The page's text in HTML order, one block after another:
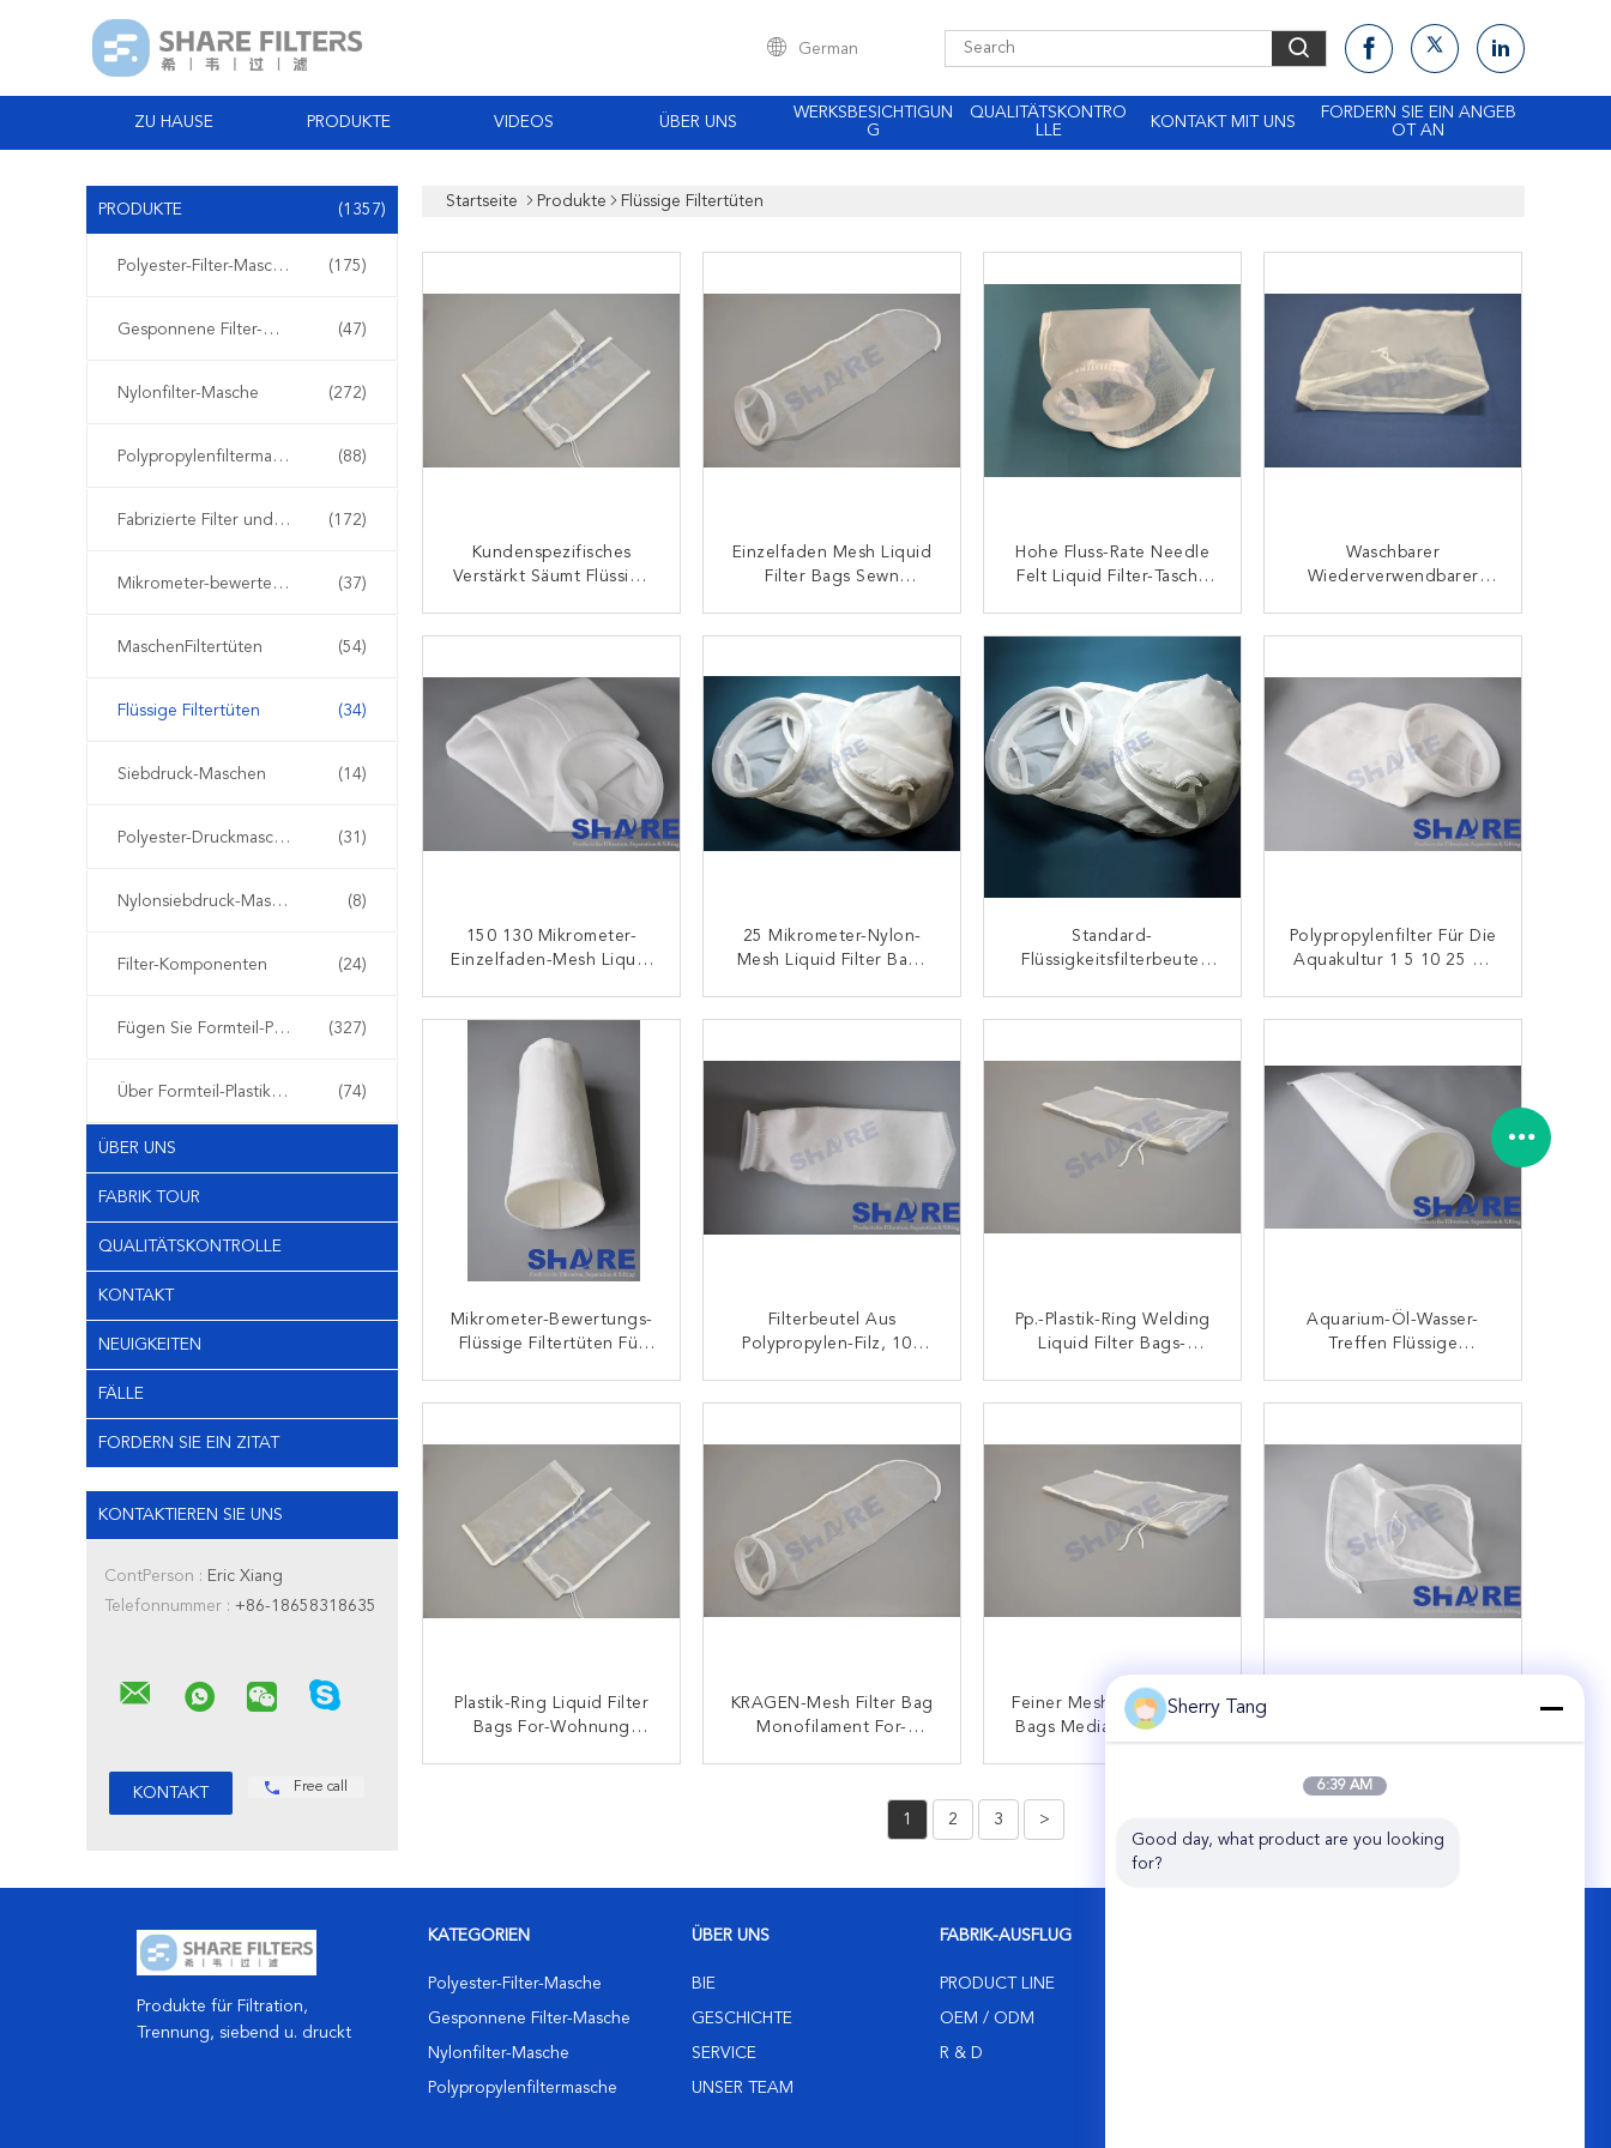
German
ZU HAUSE PRODUKTE VIDEOS ÜBER UNS
WERKSBESICHTIGUN
G
QUALITÄTSKONTRO
LLE
KONTAKT MIT UNS
FORDERN SIE EIN ANGEB
OT AN
PRODUKTE (1357)
Polyester-Filter-Masche (175)
Gesponnene Filter-Masche (47)
Nylonfilter-Masche (272)
Polypropylenfiltermasche (88)
Fabrizierte Filter und Schirme (172)
Mikrometer-bewertete Filtertüten (37)
MaschenFiltertüten (54)
Flüssige Filtertüten (34)
Siebdruck-Maschen (14)
Polyester-Druckmasche (31)
Nylonsiebdruck-Masche (8)
Filter-Komponenten (24)
Fügen Sie Formteil-Plastikfilter ein (327)
Über Formteil-Plastikfiltern (74)
ÜBER UNS
FABRIK TOUR
QUALITÄTSKONTROLLE
KONTAKT
NEUIGKEITEN
FÄLLE
FORDERN SIE EIN ZITAT
KONTAKTIEREN SIE UNS
ContPerson : Eric Xiang
Telefonnummer : +86-18658318635
Free call
Startseite Produkte Flüssige Filtertüten
Kundenspezifisches
Verstärkt Säumt Flüssige
KONTAKT
Einzelfaden Mesh Liquid
Filter Bags Sewn
KONTAKT
Hohe Fluss-Rate Needle
Felt Liquid Filter-Tasche
KONTAKT
Waschbarer
Wiederverwendbarer
KONTAKT
150 130 Mikrometer-
Einzelfaden-Mesh Liquid
KONTAKT
25 Mikrometer-Nylon-
Mesh Liquid Filter Bags
KONTAKT
Standard-
Flüssigkeitsfilterbeutel
KONTAKT
Polypropylenfilter Für Die
Aquakultur 1 5 10 25 50
KONTAKT
Mikrometer-Bewertungs-
Flüssige Filtertüten Für
KONTAKT
Filterbeutel Aus
Polypropylen-Filz, 100
KONTAKT
Pp.-Plastik-Ring Welding
Liquid Filter Bags-
KONTAKT
Aquarium-Öl-Wasser-
Treffen Flüssige
KONTAKT
Plastik-Ring Liquid Filter
Bags For-Wohnung
KRAGEN-Mesh Filter Bag
Monofilament For-
Feiner Mesh Liquid Filter
Bags Media-Zugschnur-
Für Nussmilchrückstände
KONTAKT
1 2 3 >
Produkte für Filtration,
Trennung, siebend u. druckt
KATEGORIEN
Polyester-Filter-Masche
Gesponnene Filter-Masche
Nylonfilter-Masche
Polypropylenfiltermasche
ÜBER UNS
BIE
GESCHICHTE
SERVICE
UNSER TEAM
FABRIK-AUSFLUG
PRODUCT LINE
OEM / ODM
R & D
Sherry Tang
6:39 AM
Good day, what product are you looking
for?